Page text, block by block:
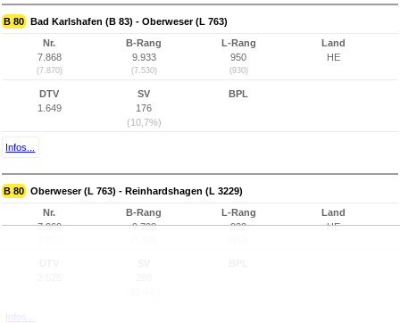
B 80 Bad Karlshafen (B 83) - Oberweser (L 763)
Nr.
7.868
(7.870)
B-Rang
9.933
(7.530)
L-Rang
950
(930)
Land
HE
DTV
1.649
SV
176
(10,7%)
BPL
Infos...
B 80 Oberweser (L 763) - Reinhardshagen (L 3229)
Nr.
7.869
B-Rang
9.708
L-Rang
932
Land
HE
Infos...